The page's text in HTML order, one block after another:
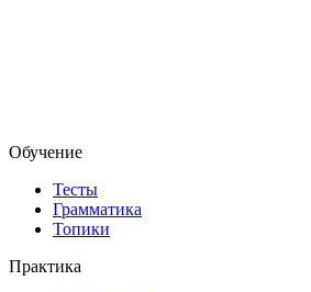
Обучение
Тесты
Грамматика
Топики
Практика